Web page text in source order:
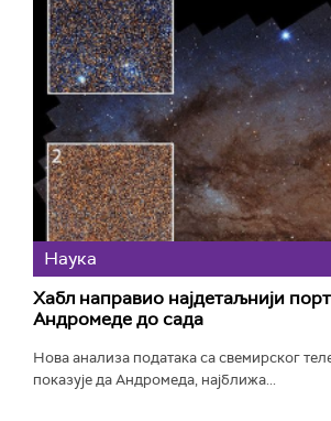
Наука
Хабл направио најдетаљнији
Андромеде до сада
Нова анализа података са свемирског
показује да Андромеда, најближа...